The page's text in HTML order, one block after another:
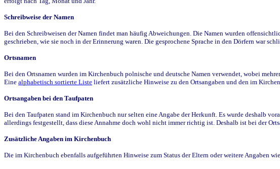
Schreibweise der Namen
Bei den Schreibweisen der Namen findet man häufig Abweichungen. Die Namen wurden
geschrieben, wie sie noch in der Erinnerung waren. Die gesprochene Sprache in den Dörfern war
Ortsnamen
Bei den Ortsnamen wurden im Kirchenbuch polnische und deutsche Namen verwendet, wobei
Eine alphabetisch sortierte Liste liefert zusätzliche Hinweise zu den Ortsangaben und den im
Ortsangaben bei den Taufpaten
Bei den Taufpaten stand im Kirchenbuch nur selten eine Angabe der Herkunft. Es wurde deshalb
allerdings festgestellt, dass diese Annahme doch wohl nicht immer richtig ist. Deshalb ist bei der
Zusätzliche Angaben im Kirchenbuch
Die im Kirchenbuch ebenfalls aufgeführten Hinweise zum Status der Eltern oder weitere Angaben